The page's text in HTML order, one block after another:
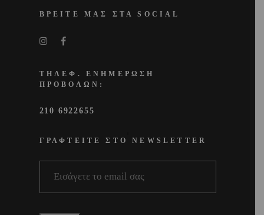
ΒΡΕΙΤΕ ΜΑΣ ΣΤΑ SOCIAL
ΤΗΛΕΦ. ΕΝΗΜΕΡΩΣΗ
ΠΡΟΒΟΛΩΝ:
210 6922655
ΓΡΑΦΤΕΙΤΕ ΣΤΟ NEWSLETTER